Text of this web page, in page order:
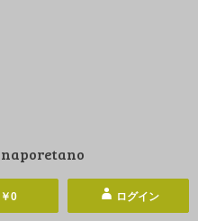
￥0 ログイン